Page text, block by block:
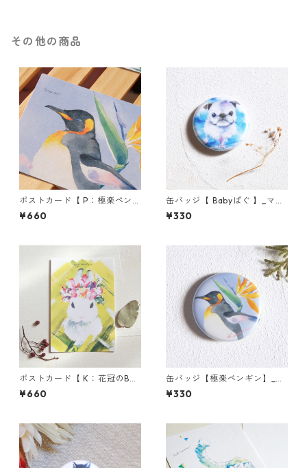
その他の商品
ポストカード【 P：極楽ペンギ
ン 】_環境対応紙／3枚セット
★組み合わせ自由★
¥660
缶バッジ【 Babyぱぐ 】_マッ
トタイプ
¥330
ポストカード【 K：花冠のBab
yうさぎ 】_環境対応紙／3枚
セット★組み合わせ自由★
¥660
缶バッジ【極楽ペンギン】_マ
ットタイプ
¥330